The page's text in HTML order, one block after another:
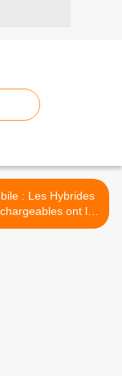
: Les Hybrides
ont le
vent dans le dos ! >